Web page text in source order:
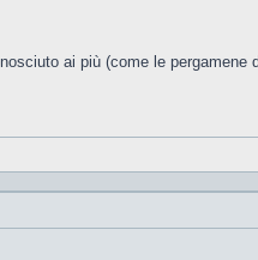
ai più (come le